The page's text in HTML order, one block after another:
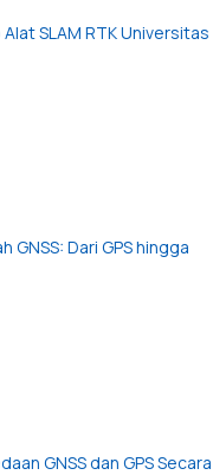
SLAM RTK Universitas
GNSS: Dari GPS hingga
GNSS dan GPS Secara